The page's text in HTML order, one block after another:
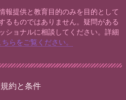
報提供と教育目的のみを目的として
るものではありません。疑問がある
ショナルに相談してください。詳細
ちらをご覧ください。
約と条件